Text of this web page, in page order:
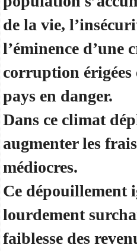
de la vie,
l’éminence d’une
corruption érigées
pays en danger.
Dans ce climat
augmenter les
médiocres.
Ce dépouillement
lourdement
faiblesse des